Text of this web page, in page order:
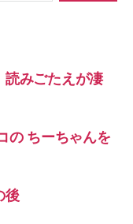
読みごたえが凄
の ちーちゃんを
後